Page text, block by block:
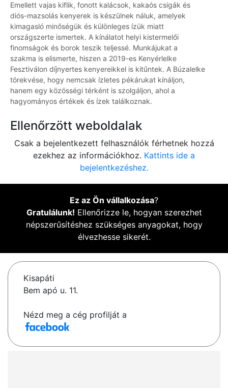
Emellett vajas kiflik, fonott kalácsok, kakaós csigák és
diós-mazsolás kenyerek is készülnek náluk, amelyek
kimagasló minőségük és különleges ízük miatt
országszerte ismertek. A kínálatot helyi kistermelői
finomságok és borok teszik teljessé. Munkájukat a
szakma is elismerte, hiszen a 2019-es Kenyérlelke
Fesztiválon díjnyertes kenyereikkel is kitűntek. A Búzalelke
törekvése, hogy nemcsak ízletes pékárukat kínáljon,
hanem egy közösségi térként is szolgáljon, ahol a
hagyományos értékek és ízek találkoznak.
Ellenőrzött weboldalak
Csak a bejelentkezett felhasználók férhetnek hozzá
ezekhez az információkhoz. Kattints ide a
bejelentkezéshez.
Ez az Ön vállalkozása?
Gratulálunk! Ellenőrizze le, hogyan szerezhet
népszerűsítéshez szükséges anyagokat, hogy
élvezhesse sikerét.
Kisapáti
Bem apó u. 11.
Nézd meg a cég profilját a